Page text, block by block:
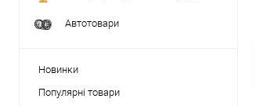
Автотовари
Новинки
Популярні товари